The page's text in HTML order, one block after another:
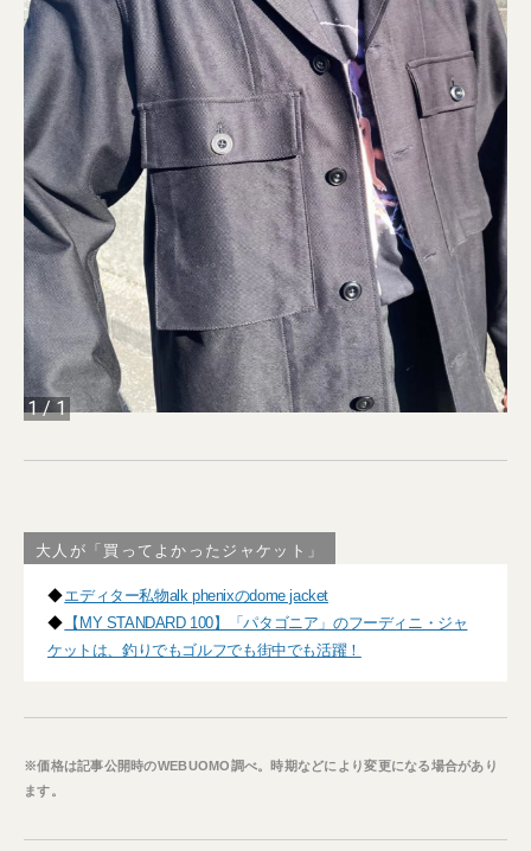
1/1
大人が「買ってよかったジャケット」
◆エディター私物alk phenixのdome jacket
◆ 【MY STANDARD 100】「パタゴニア」のフーディニ・ジャ
ケットは、釣りでもゴルフでも街中でも活躍！
※価格は記事公開時のWEBUOMO調べ。時期などにより変更になる場合があり
ます。